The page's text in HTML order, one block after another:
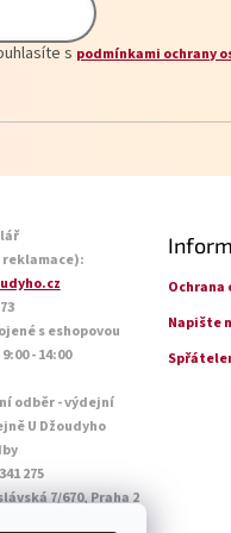
s podmínkami ochrany
s eshopovou
- 14:00
odběr - výdejní
U Džoudyho
275
7/670, Praha 2
Ochrana
Napište